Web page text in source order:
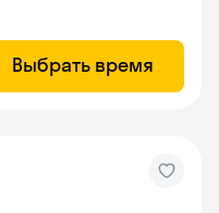
Выбрать время